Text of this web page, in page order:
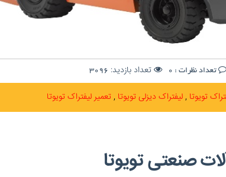
تعداد نظرات : 0 تعداد بازدید: 3096
تویوتا لیفتراک دیزلی تویوتا تعمیر لیفتراک تویوتا
صنعتی تویوتا